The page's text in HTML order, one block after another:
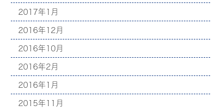
2017年1月
2016年12月
2016年10月
2016年2月
2016年1月
2015年11月